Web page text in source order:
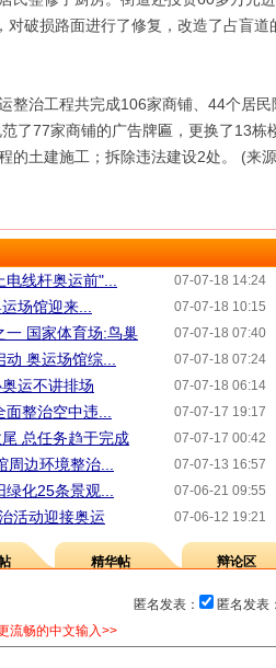
对破损路面进行了修复，改造了占盲道
治工程共完成106家商铺、44个居民
了77家商铺的广告牌匾，更换了13栋
的土建施工；拆除违法建设2处。 (来
07-07-18 14:24
线杆奥运前"...
07-07-18 10:15
场馆迎来...
07-07-18 07:40
一 国家体育场:鸟巢
07-07-18 07:24
奥运场馆综...
07-07-18 06:14
运不讲排场
07-07-17 19:17
整治空中违...
07-07-17 00:42
总任务趋于完成
07-07-13 16:57
边环境整治...
07-06-21 09:55
化25条景观...
07-06-12 19:21
活动迎接奥运
精华帖
辩论区
匿名发表：
匿名发表：
流畅的中文输入>>